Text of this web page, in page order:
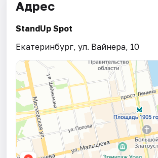
Адрес
StandUp Spot
Екатеринбург, ул. Вайнера, 10